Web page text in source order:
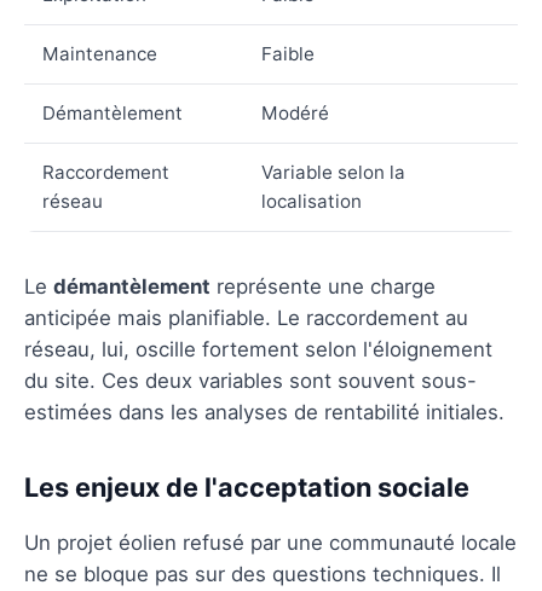
Maintenance Faible
Démantèlement Modéré
Raccordement
réseau
Variable selon la
localisation
Le démantèlement représente une charge
anticipée mais planifiable. Le raccordement au
réseau, lui, oscille fortement selon l'éloignement
du site. Ces deux variables sont souvent sous-
estimées dans les analyses de rentabilité initiales.
Les enjeux de l'acceptation sociale
Un projet éolien refusé par une communauté locale
ne se bloque pas sur des questions techniques. Il